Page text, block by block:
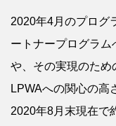
2020年4月のプログ
ートナープログラ
や、その実現のため
LPWAへの関心の高
2020年8月末現在で